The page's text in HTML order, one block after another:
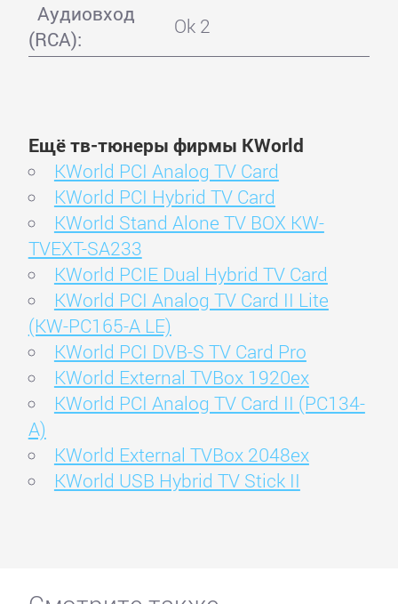
Аудиовход
(RCA):
Ok 2
Ещё тв-тюнеры фирмы KWorld
KWorld PCI Analog TV Card
KWorld PCI Hybrid TV Card
KWorld Stand Alone TV BOX KW-
TVEXT-SA233
KWorld PCIE Dual Hybrid TV Card
KWorld PCI Analog TV Card II Lite
(KW-PC165-A LE)
KWorld PCI DVB-S TV Card Pro
KWorld External TVBox 1920ex
KWorld PCI Analog TV Card II (PC134-
A)
KWorld External TVBox 2048ex
KWorld USB Hybrid TV Stick II